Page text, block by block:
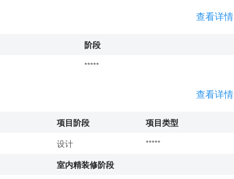
查看详情
阶段
*****
查看详情
项目阶段
项目类型
设计
*****
室内精装修阶段